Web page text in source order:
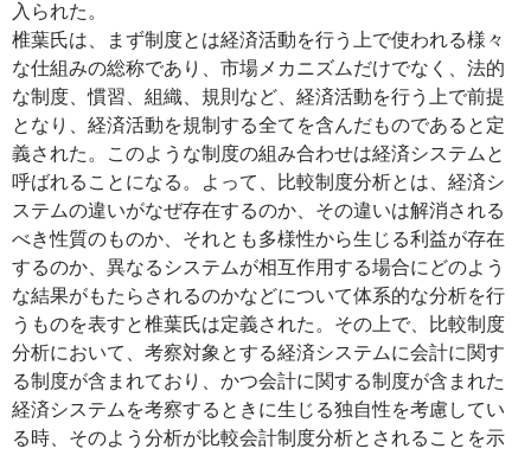
入られた。
椎葉氏は、まず制度とは経済活動を行う上で使われる様々
な仕組みの総称であり、市場メカニズムだけでなく、法的
な制度、慣習、組織、規則など、経済活動を行う上で前提
となり、経済活動を規制する全てを含んだものであると定
義された。このような制度の組み合わせは経済システムと
呼ばれることになる。よって、比較制度分析とは、経済シ
ステムの違いがなぜ存在するのか、その違いは解消される
べき性質のものか、それとも多様性から生じる利益が存在
するのか、異なるシステムが相互作用する場合にどのよう
な結果がもたらされるのかなどについて体系的な分析を行
うものを表すと椎葉氏は定義された。その上で、比較制度
分析において、考察対象とする経済システムに会計に関す
る制度が含まれており、かつ会計に関する制度が含まれた
経済システムを考察するときに生じる独自性を考慮してい
る時、そのよう分析が比較会計制度分析とされることを示